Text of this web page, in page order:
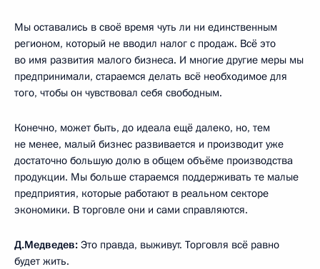
Мы оставались в своё время чуть ли ни единственным
регионом, который не вводил налог с продаж. Всё это
во имя развития малого бизнеса. И многие другие меры мы
предпринимали, стараемся делать всё необходимое для
того, чтобы он чувствовал себя свободным.
Конечно, может быть, до идеала ещё далеко, но, тем
не менее, малый бизнес развивается и производит уже
достаточно большую долю в общем объёме производства
продукции. Мы больше стараемся поддерживать те малые
предприятия, которые работают в реальном секторе
экономики. В торговле они и сами справляются.
Д.Медведев: Это правда, выживут. Торговля всё равно
будет жить.